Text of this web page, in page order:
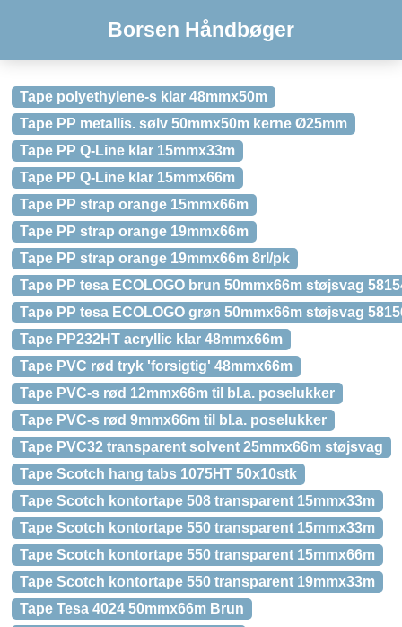
Borsen Håndbøger
Tape polyethylene-s klar 48mmx50m
Tape PP metallis. sølv 50mmx50m kerne Ø25mm
Tape PP Q-Line klar 15mmx33m
Tape PP Q-Line klar 15mmx66m
Tape PP strap orange 15mmx66m
Tape PP strap orange 19mmx66m
Tape PP strap orange 19mmx66m 8rl/pk
Tape PP tesa ECOLOGO brun 50mmx66m støjsvag
Tape PP tesa ECOLOGO grøn 50mmx66m støjsvag
Tape PP232HT acryllic klar 48mmx66m
Tape PVC rød tryk 'forsigtig' 48mmx66m
Tape PVC-s rød 12mmx66m til bl.a. poselukker
Tape PVC-s rød 9mmx66m til bl.a. poselukker
Tape PVC32 transparent solvent 25mmx66m støjsvag
Tape Scotch hang tabs 1075HT 50x10stk
Tape Scotch kontortape 508 transparent 15mmx33m
Tape Scotch kontortape 550 transparent 15mmx33m
Tape Scotch kontortape 550 transparent 15mmx66m
Tape Scotch kontortape 550 transparent 19mmx33m
Tape Tesa 4024 50mmx66m Brun